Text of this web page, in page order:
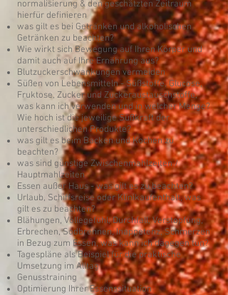
normalisierung & den geschätzten Zeitraum
hierfür definieren
was gilt es bei Getränken und alkoholischen
Getränken zu beachten?
Wie wirkt sich Bewegung auf Ihren Körper und
damit auch auf Ihre Ernährung aus?
Blutzuckerschwankungen vermeiden
Süßen von Lebensmitteln - Süßstoffe, Glucose,
Fruktose, Zucker und Zuckeraustauschstoffe,
was kann ich verwenden und in welcher Menge?
Wie hoch ist die jeweilige Süßkraft der
unterschiedlichen Produkte?
was gilt es beim Backen und Kochen zu
beachten?
was sind günstige Zwischenmahlzeiten /
Hauptmahlzeiten
Essen außer Haus - was gilt es zu beachten?
Urlaub, Schiffsreise oder Klinikaufenthalt, was
gilt es zu beachten?
Blähungen, Völlegefühl, Durchfall, Verstopfung,
Erbrechen, Sodbrennen, Inappetenz, Schmerzen
in Bezug zum Essen, was kann ich dagegen tun?
Tagespläne als Beispiel für die praktische
Umsetzung im Alltag
Genusstraining
Optimierung Ihrer Essenssituation